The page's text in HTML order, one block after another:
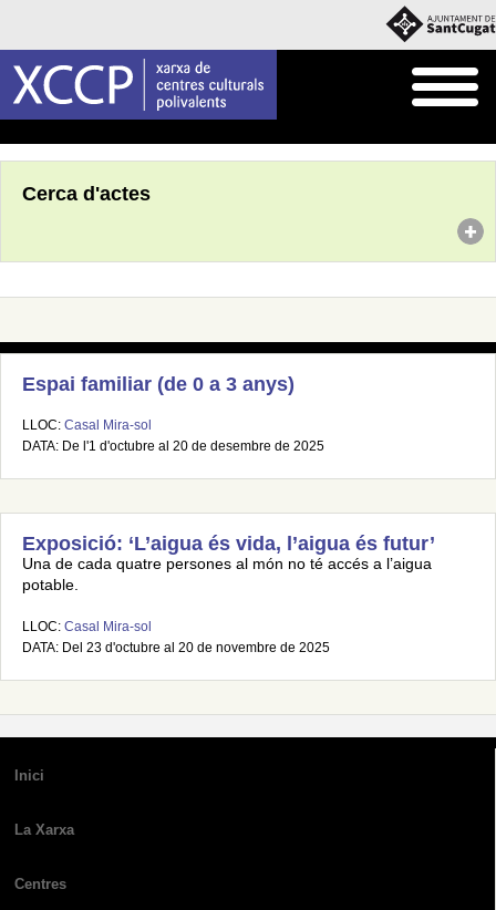
Cerca d'actes
Espai familiar (de 0 a 3 anys)
LLOC: Casal Mira-sol
DATA: De l'1 d'octubre al 20 de desembre de 2025
Exposició: ‘L’aigua és vida, l’aigua és futur’
Una de cada quatre persones al món no té accés a l’aigua
potable.
LLOC: Casal Mira-sol
DATA: Del 23 d'octubre al 20 de novembre de 2025
Inici
La Xarxa
Centres